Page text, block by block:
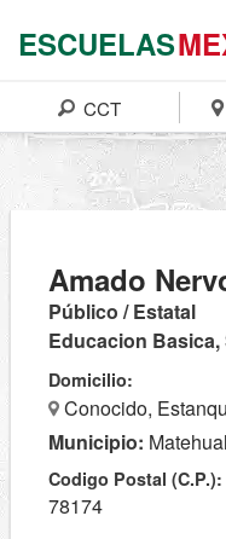
ESCUELAS
CCT
Amado
Público / Estatal
Educacion
Domicilio:
Conocido,
Municipio:
Codigo Postal (C.P.):
78174